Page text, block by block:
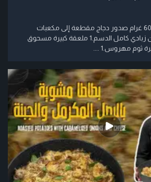
المكونات :للتتبيلة:600 غرام صدور دجاج مقطعة إلى مكعبات
متوسطة1 كوب لبن زبادي كامل الدسم.1 ملعقة كبيرة مسحوق